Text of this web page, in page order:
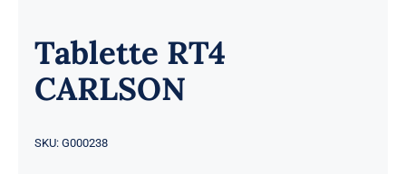
Tablette RT4
CARLSON
SKU: G000238